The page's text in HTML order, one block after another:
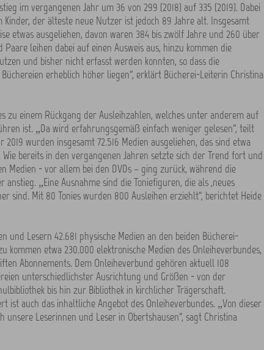
im vergangenen Jahr um 36 von 299 (2018) auf 335 (2019). Dabei
der älteste neue Nutzer ist jedoch 89 Jahre alt. Insgesamt
etwas ausgeliehen, davon waren 384 bis zwölf Jahre und 260 über
leihen dabei auf einen Ausweis aus, hinzu kommen die
und bisher nicht erfasst werden konnten, so dass die
erheblich höher liegen“, erklärt Bücherei-Leiterin Christina
zu einem Rückgang der Ausleihzahlen, welches unter anderem auf
ist. „Da wird erfahrungsgemäß einfach weniger gelesen“, teilt
wurden insgesamt 72.516 Medien ausgeliehen, das sind etwa
bereits in den vergangenen Jahren setzte sich der Trend fort und
Medien - vor allem bei den DVDs – ging zurück, während die
anstieg. „Eine Ausnahme sind die Toniefiguren, die als ,neues
sind. Mit 80 Tonies wurden 800 Ausleihen erziehlt“, berichtet Heide
und Lesern 42.681 physische Medien an den beiden Bücherei-
kommen etwa 230.000 elektronische Medien des Onleiheverbundes,
Abonnements. Dem Onleiheverbund gehören aktuell 108
unterschiedlichster Ausrichtung und Größen - von der
bis hin zur Bibliothek in kirchlicher Trägerschaft.
ist auch das inhaltliche Angebot des Onleiheverbundes. „Von dieser
Leserinnen und Leser in Obertshausen“, sagt Christina